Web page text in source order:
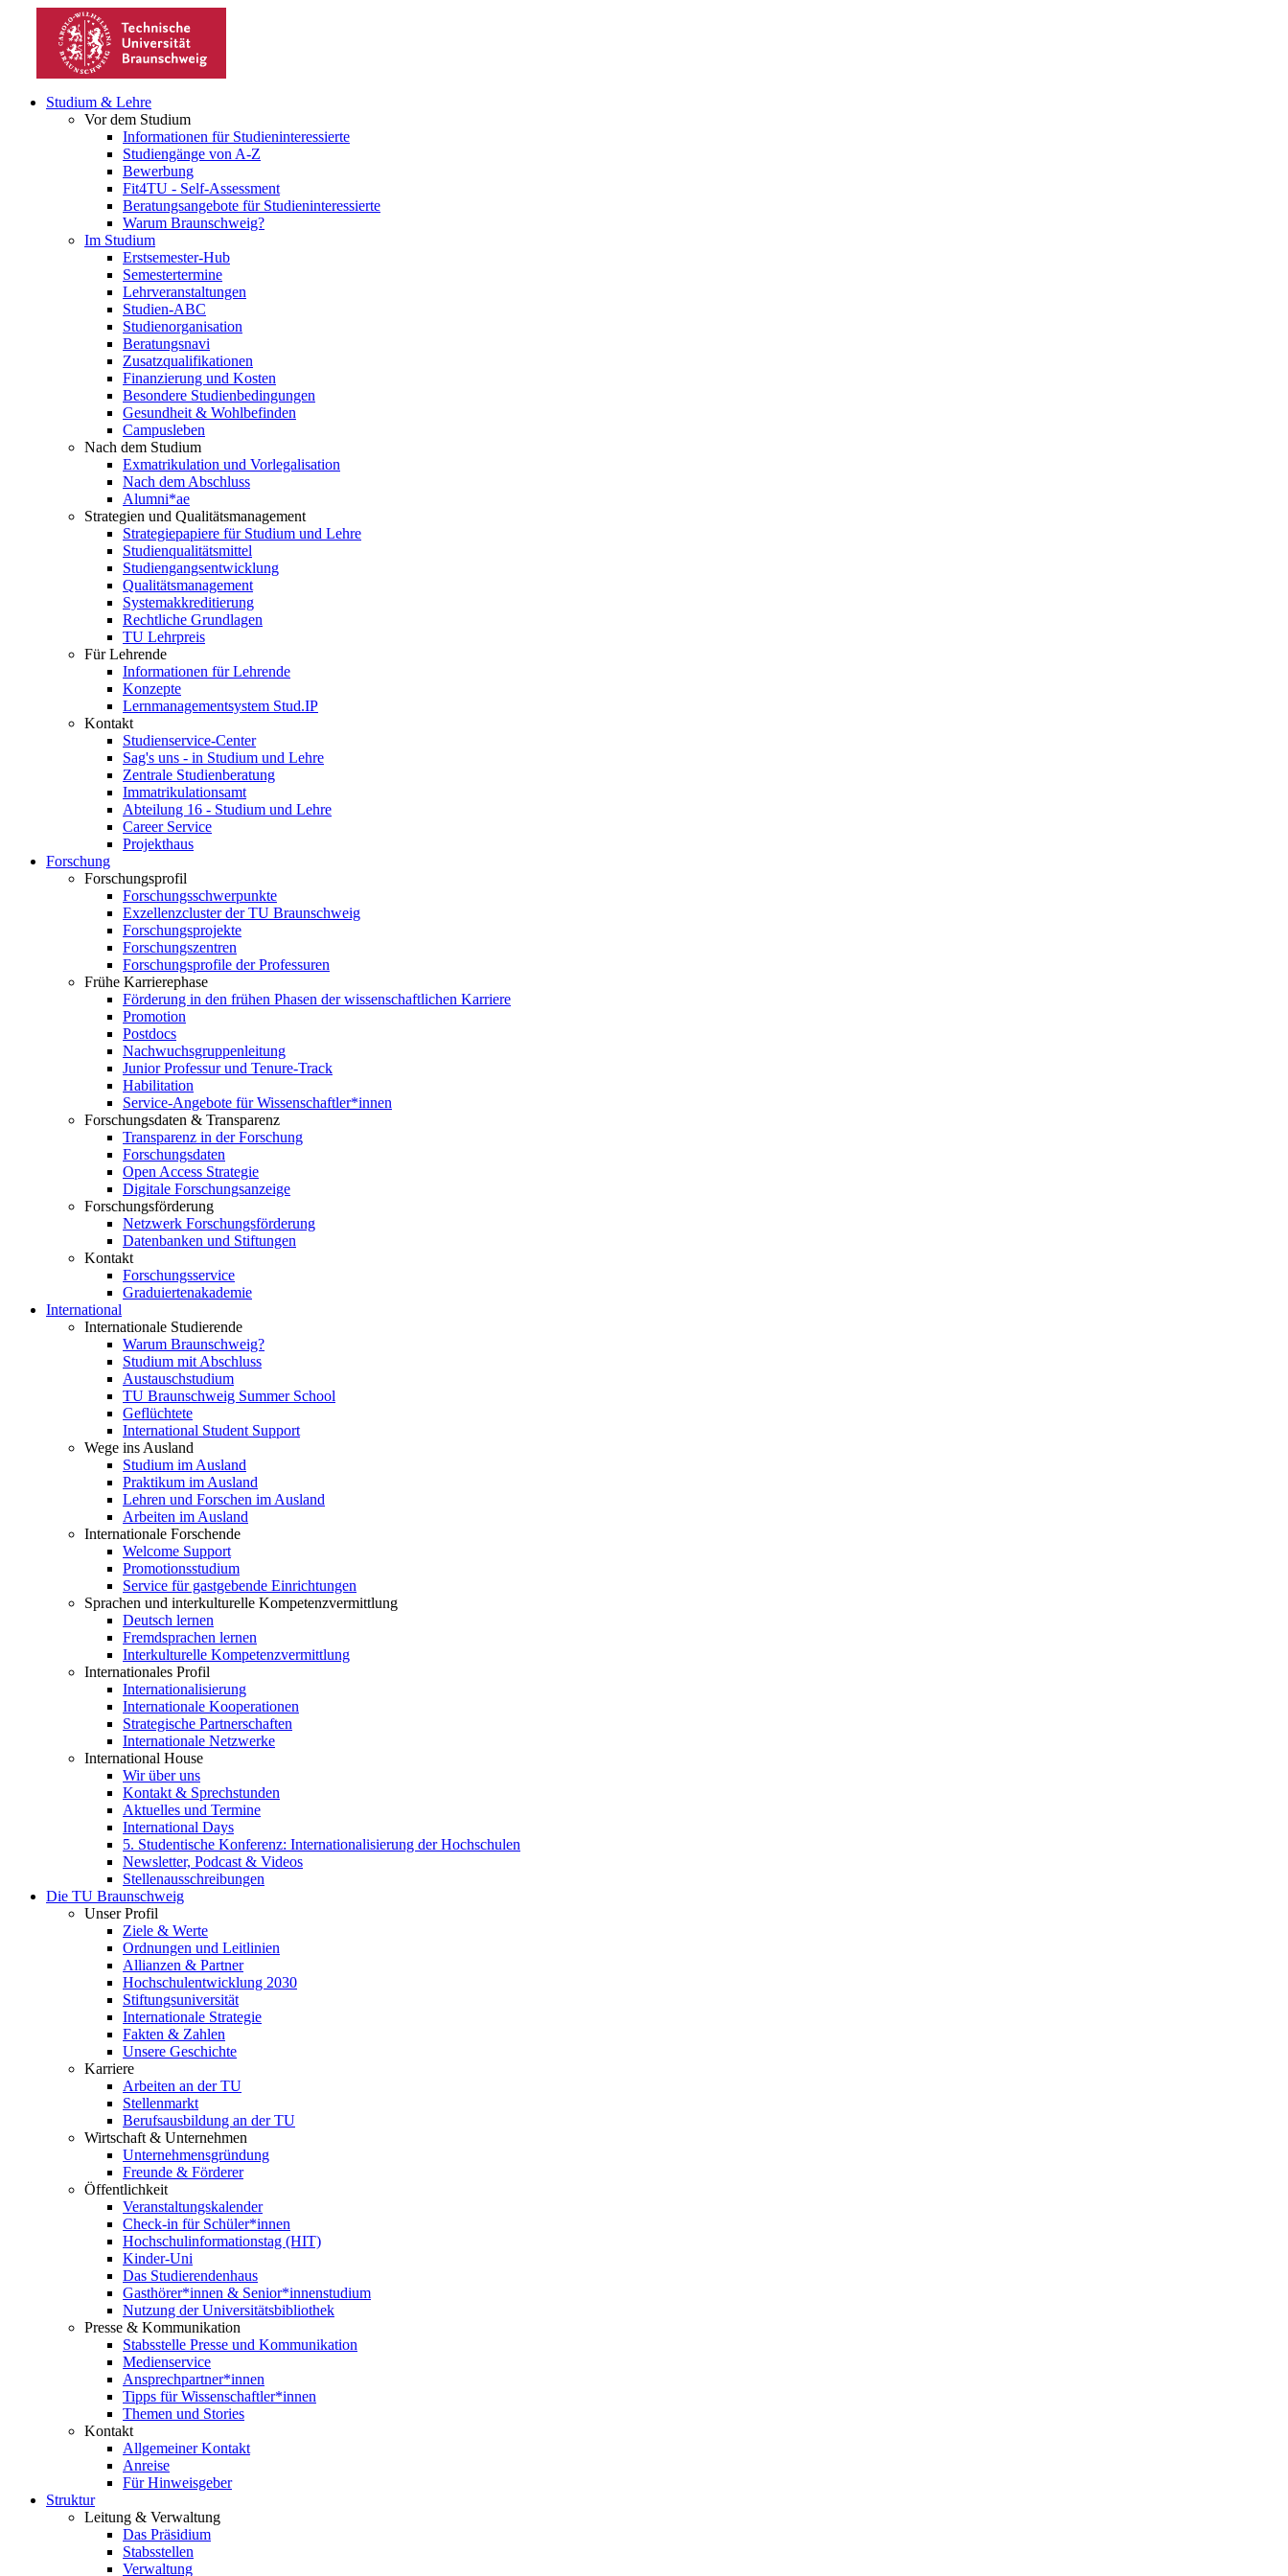
Studium & Lehre
Vor dem Studium
Informationen für Studieninteressierte
Studiengänge von A-Z
Bewerbung
Fit4TU - Self-Assessment
Beratungsangebote für Studieninteressierte
Warum Braunschweig?
Im Studium
Erstsemester-Hub
Semestertermine
Lehrveranstaltungen
Studien-ABC
Studienorganisation
Beratungsnavi
Zusatzqualifikationen
Finanzierung und Kosten
Besondere Studienbedingungen
Gesundheit & Wohlbefinden
Campusleben
Nach dem Studium
Exmatrikulation und Vorlegalisation
Nach dem Abschluss
Alumni*ae
Strategien und Qualitätsmanagement
Strategiepapiere für Studium und Lehre
Studienqualitätsmittel
Studiengangsentwicklung
Qualitätsmanagement
Systemakkreditierung
Rechtliche Grundlagen
TU Lehrpreis
Für Lehrende
Informationen für Lehrende
Konzepte
Lernmanagementsystem Stud.IP
Kontakt
Studienservice-Center
Sag's uns - in Studium und Lehre
Zentrale Studienberatung
Immatrikulationsamt
Abteilung 16 - Studium und Lehre
Career Service
Projekthaus
Forschung
Forschungsprofil
Forschungsschwerpunkte
Exzellenzcluster der TU Braunschweig
Forschungsprojekte
Forschungszentren
Forschungsprofile der Professuren
Frühe Karrierephase
Förderung in den frühen Phasen der wissenschaftlichen Karriere
Promotion
Postdocs
Nachwuchsgruppenleitung
Junior Professur und Tenure-Track
Habilitation
Service-Angebote für Wissenschaftler*innen
Forschungsdaten & Transparenz
Transparenz in der Forschung
Forschungsdaten
Open Access Strategie
Digitale Forschungsanzeige
Forschungsförderung
Netzwerk Forschungsförderung
Datenbanken und Stiftungen
Kontakt
Forschungsservice
Graduiertenakademie
International
Internationale Studierende
Warum Braunschweig?
Studium mit Abschluss
Austauschstudium
TU Braunschweig Summer School
Geflüchtete
International Student Support
Wege ins Ausland
Studium im Ausland
Praktikum im Ausland
Lehren und Forschen im Ausland
Arbeiten im Ausland
Internationale Forschende
Welcome Support
Promotionsstudium
Service für gastgebende Einrichtungen
Sprachen und interkulturelle Kompetenzvermittlung
Deutsch lernen
Fremdsprachen lernen
Interkulturelle Kompetenzvermittlung
Internationales Profil
Internationalisierung
Internationale Kooperationen
Strategische Partnerschaften
Internationale Netzwerke
International House
Wir über uns
Kontakt & Sprechstunden
Aktuelles und Termine
International Days
5. Studentische Konferenz: Internationalisierung der Hochschulen
Newsletter, Podcast & Videos
Stellenausschreibungen
Die TU Braunschweig
Unser Profil
Ziele & Werte
Ordnungen und Leitlinien
Allianzen & Partner
Hochschulentwicklung 2030
Stiftungsuniversität
Internationale Strategie
Fakten & Zahlen
Unsere Geschichte
Karriere
Arbeiten an der TU
Stellenmarkt
Berufsausbildung an der TU
Wirtschaft & Unternehmen
Unternehmensgründung
Freunde & Förderer
Öffentlichkeit
Veranstaltungskalender
Check-in für Schüler*innen
Hochschulinformationstag (HIT)
Kinder-Uni
Das Studierendenhaus
Gasthörer*innen & Senior*innenstudium
Nutzung der Universitätsbibliothek
Presse & Kommunikation
Stabsstelle Presse und Kommunikation
Medienservice
Ansprechpartner*innen
Tipps für Wissenschaftler*innen
Themen und Stories
Kontakt
Allgemeiner Kontakt
Anreise
Für Hinweisgeber
Struktur
Leitung & Verwaltung
Das Präsidium
Stabsstellen
Verwaltung